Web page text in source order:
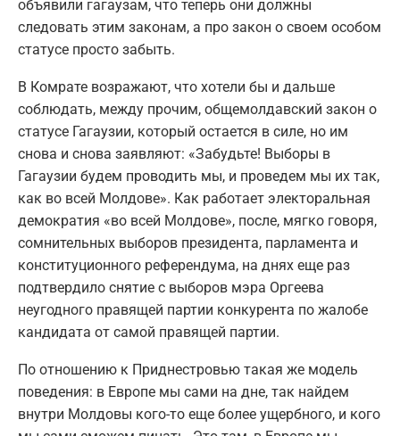
объявили гагаузам, что теперь они должны
следовать этим законам, а про закон о своем особом
статусе просто забыть.
В Комрате возражают, что хотели бы и дальше
соблюдать, между прочим, общемолдавский закон о
статусе Гагаузии, который остается в силе, но им
снова и снова заявляют: «Забудьте! Выборы в
Гагаузии будем проводить мы, и проведем мы их так,
как во всей Молдове». Как работает электоральная
демократия «во всей Молдове», после, мягко говоря,
сомнительных выборов президента, парламента и
конституционного референдума, на днях еще раз
подтвердило снятие с выборов мэра Оргеева
неугодного правящей партии конкурента по жалобе
кандидата от самой правящей партии.
По отношению к Приднестровью такая же модель
поведения: в Европе мы сами на дне, так найдем
внутри Молдовы кого-то еще более ущербного, и кого